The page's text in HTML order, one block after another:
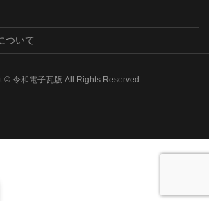
ついて
© 令和電子瓦版 All Rights Reserved.